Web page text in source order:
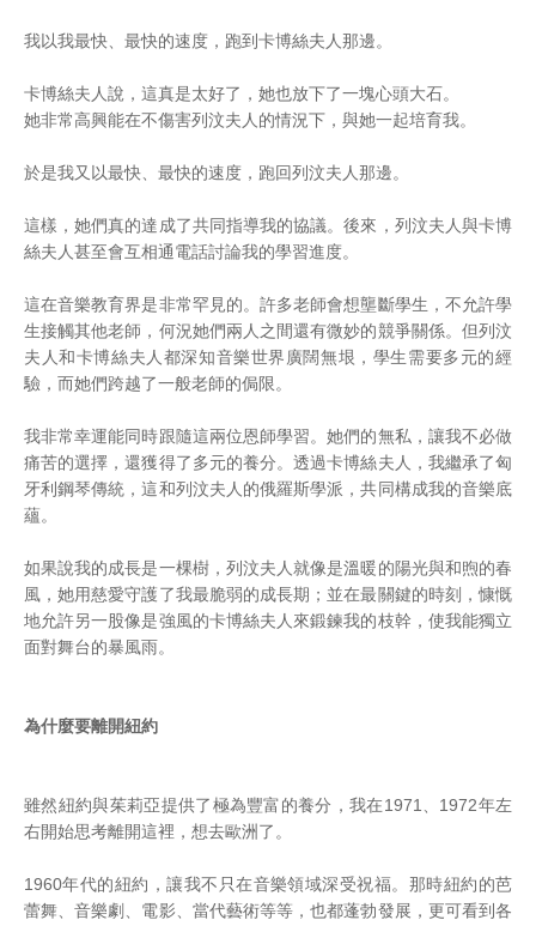
我以我最快、最快的速度，跑到卡博絲夫人那邊。
卡博絲夫人說，這真是太好了，她也放下了一塊心頭大石。
她非常高興能在不傷害列汶夫人的情況下，與她一起培育我。
於是我又以最快、最快的速度，跑回列汶夫人那邊。
這樣，她們真的達成了共同指導我的協議。後來，列汶夫人與卡博
絲夫人甚至會互相通電話討論我的學習進度。
這在音樂教育界是非常罕見的。許多老師會想壟斷學生，不允許學
生接觸其他老師，何況她們兩人之間還有微妙的競爭關係。但列汶
夫人和卡博絲夫人都深知音樂世界廣闊無垠，學生需要多元的經
驗，而她們跨越了一般老師的侷限。
我非常幸運能同時跟隨這兩位恩師學習。她們的無私，讓我不必做
痛苦的選擇，還獲得了多元的養分。透過卡博絲夫人，我繼承了匈
牙利鋼琴傳統，這和列汶夫人的俄羅斯學派，共同構成我的音樂底
蘊。
如果說我的成長是一棵樹，列汶夫人就像是溫暖的陽光與和煦的春
風，她用慈愛守護了我最脆弱的成長期；並在最關鍵的時刻，慷慨
地允許另一股像是強風的卡博絲夫人來鍛鍊我的枝幹，使我能獨立
面對舞台的暴風雨。
為什麼要離開紐約
雖然紐約與茱莉亞提供了極為豐富的養分，我在1971、1972年左
右開始思考離開這裡，想去歐洲了。
1960年代的紐約，讓我不只在音樂領域深受祝福。那時紐約的芭
蕾舞、音樂劇、電影、當代藝術等等，也都蓬勃發展，更可看到各